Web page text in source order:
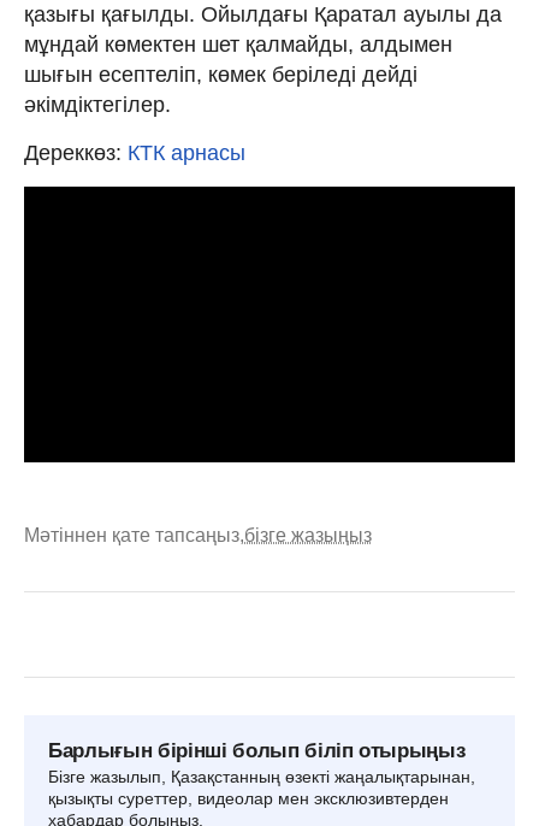
қазығы қағылды. Ойылдағы Қаратал ауылы да
мұндай көмектен шет қалмайды, алдымен
шығын есептеліп, көмек беріледі дейді
әкімдіктегілер.
Дереккөз: КТК арнасы
Мәтіннен қате тапсаңыз,бізге жазыңыз
Барлығын бірінші болып біліп отырыңыз
Бізге жазылып, Қазақстанның өзекті жаңалықтарынан,
қызықты суреттер, видеолар мен эксклюзивтерден
хабардар болыңыз.